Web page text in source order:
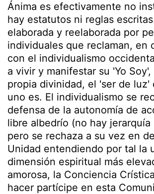
Ánima es efectivamente no
hay estatutos ni reglas
elaborada y reelaborada por
individuales que reclaman, en
con el individualismo
a vivir y manifestar su 'Yo
propia divinidad, el 'ser de luz'
uno es. El individualismo se
defensa de la autonomía de
libre albedrío (no hay jerarquía
pero se rechaza a su vez en
Unidad entendiendo por tal la
dimensión espiritual más
amorosa, la Conciencia
hacer partícipe en esta